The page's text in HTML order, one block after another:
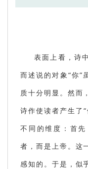
表面上看，诗
而述说的对象“你”
质十分明显。然而
诗作使读者产生了
不同的维度：首
者，而是上帝。这
感知的。于是，似